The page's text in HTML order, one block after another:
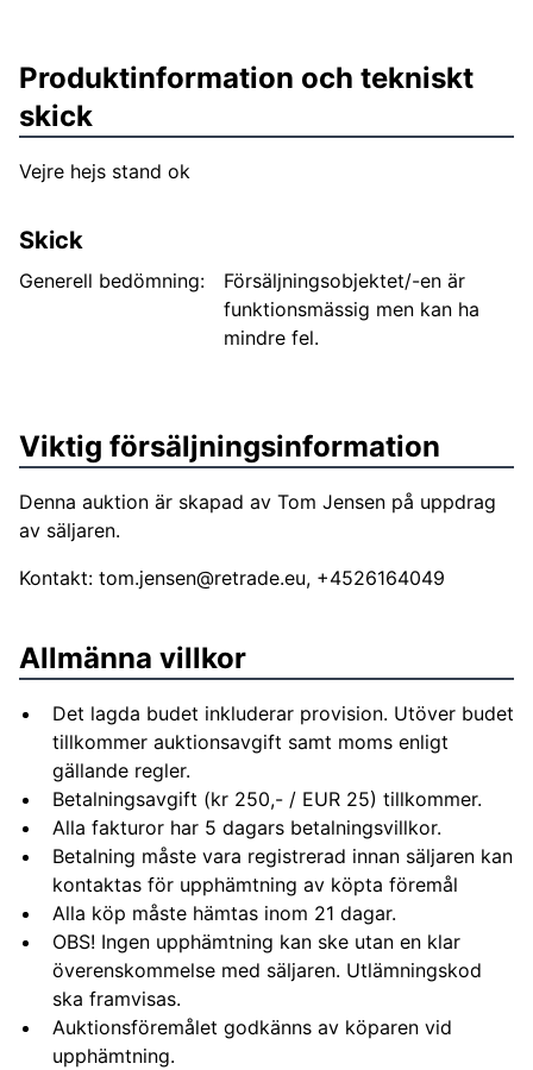
Produktinformation och tekniskt
skick
Vejre hejs stand ok
Skick
Generell bedömning:
Försäljningsobjektet/-en är
funktionsmässig men kan ha
mindre fel.
Viktig försäljningsinformation
Denna auktion är skapad av Tom Jensen på uppdrag
av säljaren.
Kontakt: tom.jensen@retrade.eu, +4526164049
Allmänna villkor
Det lagda budet inkluderar provision. Utöver budet
tillkommer auktionsavgift samt moms enligt
gällande regler.
Betalningsavgift (kr 250,- / EUR 25) tillkommer.
Alla fakturor har 5 dagars betalningsvillkor.
Betalning måste vara registrerad innan säljaren kan
kontaktas för upphämtning av köpta föremål
Alla köp måste hämtas inom 21 dagar.
OBS! Ingen upphämtning kan ske utan en klar
överenskommelse med säljaren. Utlämningskod
ska framvisas.
Auktionsföremålet godkänns av köparen vid
upphämtning.